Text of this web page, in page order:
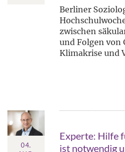
Berliner
zwischen
und Folgen von
Klimakrise und
04.
Experte: Hilfe
ist notwendig